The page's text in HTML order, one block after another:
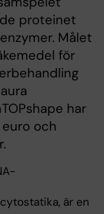
proteinet
Målet
för
har
och
är en